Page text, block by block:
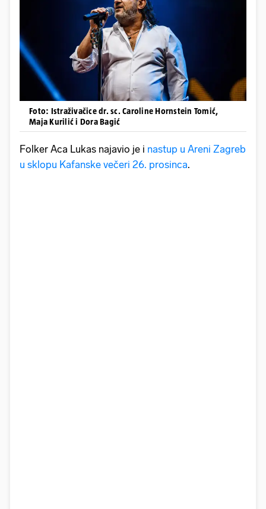
Foto: Istraživačice dr. sc. Caroline Hornstein Tomić,
Maja Kurilić i Dora Bagić
Folker Aca Lukas najavio je i nastup u Areni Zagreb
u sklopu Kafanske večeri 26. prosinca.